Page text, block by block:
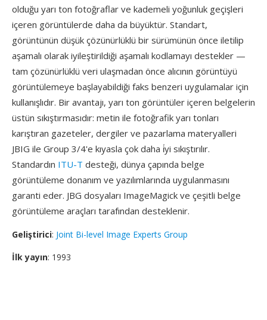
olduğu yarı ton fotoğraflar ve kademeli yoğunluk geçişleri
içeren görüntülerde daha da büyüktür. Standart,
görüntünün düşük çözünürlüklü bir sürümünün önce iletilip
aşamalı olarak iyileştirildiği aşamalı kodlamayı destekler —
tam çözünürlüklü veri ulaşmadan önce alıcının görüntüyü
görüntülemeye başlayabildiği faks benzeri uygulamalar için
kullanışlıdır. Bir avantajı, yarı ton görüntüler içeren belgelerin
üstün sıkıştırmasıdır: metin ile fotoğrafik yarı tonları
karıştıran gazeteler, dergiler ve pazarlama materyalleri
JBIG ile Group 3/4'e kıyasla çok daha i̇yi sıkıştırılır.
Standardın ITU-T desteği, dünya çapında belge
görüntüleme donanım ve yazılımlarında uygulanmasını
garanti eder. JBG dosyaları ImageMagick ve çeşitli belge
görüntüleme araçları tarafından desteklenir.
Geliştirici: Joint Bi-level Image Experts Group
İlk yayın: 1993